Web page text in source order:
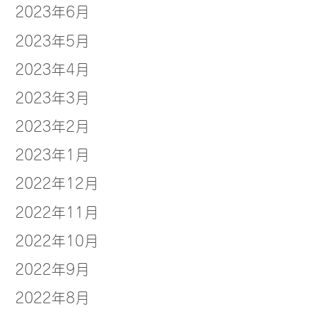
2023年6月
2023年5月
2023年4月
2023年3月
2023年2月
2023年1月
2022年12月
2022年11月
2022年10月
2022年9月
2022年8月